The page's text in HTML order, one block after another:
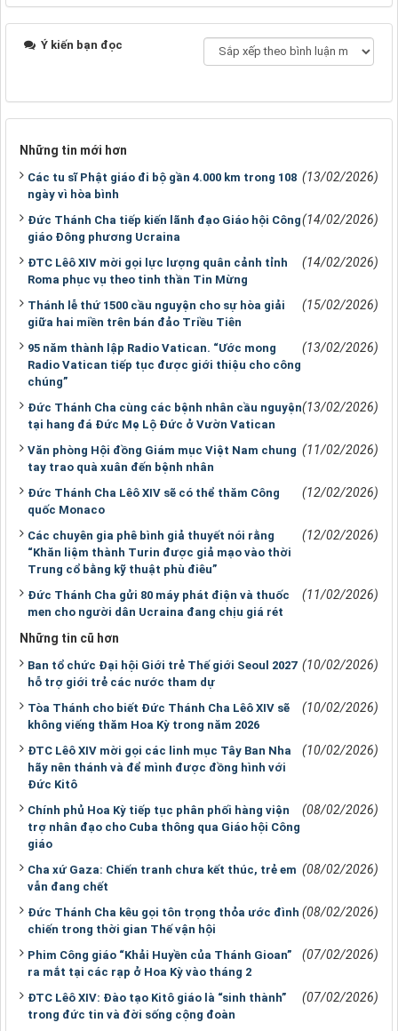
Ý kiến bạn đọc
Những tin mới hơn
Các tu sĩ Phật giáo đi bộ gần 4.000 km trong 108
ngày vì hòa bình
(13/02/2026)
Đức Thánh Cha tiếp kiến lãnh đạo Giáo hội Công
giáo Đông phương Ucraina
(14/02/2026)
ĐTC Lêô XIV mời gọi lực lượng quân cảnh tỉnh
Roma phục vụ theo tinh thần Tin Mừng
(14/02/2026)
Thánh lễ thứ 1500 cầu nguyện cho sự hòa giải
giữa hai miền trên bán đảo Triều Tiên
(15/02/2026)
95 năm thành lập Radio Vatican. “Ước mong
Radio Vatican tiếp tục được giới thiệu cho công
chúng”
(13/02/2026)
Đức Thánh Cha cùng các bệnh nhân cầu nguyện
tại hang đá Đức Mẹ Lộ Đức ở Vườn Vatican
(13/02/2026)
Văn phòng Hội đồng Giám mục Việt Nam chung
tay trao quà xuân đến bệnh nhân
(11/02/2026)
Đức Thánh Cha Lêô XIV sẽ có thể thăm Công
quốc Monaco
(12/02/2026)
Các chuyên gia phê bình giả thuyết nói rằng
“Khăn liệm thành Turin được giả mạo vào thời
Trung cổ bằng kỹ thuật phù điêu”
(12/02/2026)
Đức Thánh Cha gửi 80 máy phát điện và thuốc
men cho người dân Ucraina đang chịu giá rét
(11/02/2026)
Những tin cũ hơn
Ban tổ chức Đại hội Giới trẻ Thế giới Seoul 2027
hỗ trợ giới trẻ các nước tham dự
(10/02/2026)
Tòa Thánh cho biết Đức Thánh Cha Lêô XIV sẽ
không viếng thăm Hoa Kỳ trong năm 2026
(10/02/2026)
ĐTC Lêô XIV mời gọi các linh mục Tây Ban Nha
hãy nên thánh và để mình được đồng hình với
Đức Kitô
(10/02/2026)
Chính phủ Hoa Kỳ tiếp tục phân phối hàng viện
trợ nhân đạo cho Cuba thông qua Giáo hội Công
giáo
(08/02/2026)
Cha xứ Gaza: Chiến tranh chưa kết thúc, trẻ em
vẫn đang chết
(08/02/2026)
Đức Thánh Cha kêu gọi tôn trọng thỏa ước đình
chiến trong thời gian Thế vận hội
(08/02/2026)
Phim Công giáo “Khải Huyền của Thánh Gioan”
ra mắt tại các rạp ở Hoa Kỳ vào tháng 2
(07/02/2026)
ĐTC Lêô XIV: Đào tạo Kitô giáo là “sinh thành”
trong đức tin và đời sống cộng đoàn
(07/02/2026)